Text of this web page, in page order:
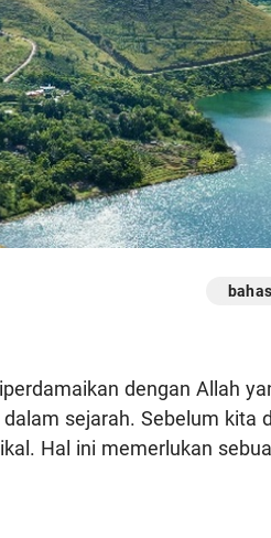
dengan Allah
sejarah. Sebelum kita
Hal ini memerlukan